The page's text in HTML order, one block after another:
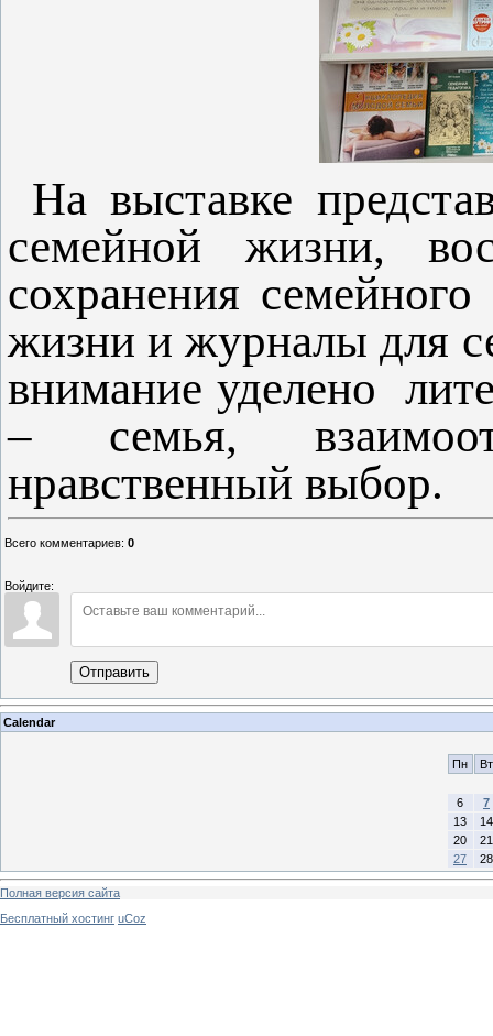
На выставке
семейной жизни,
сохранения
жизни и журналы для
внимание уделено
– семья,
нравственный выбор.
Всего комментариев: 0
Войдите:
Отправить
Calendar
Пн Вт
6
7
13
14
20
21
27
28
Полная версия сайта
Бесплатный хостинг uCoz